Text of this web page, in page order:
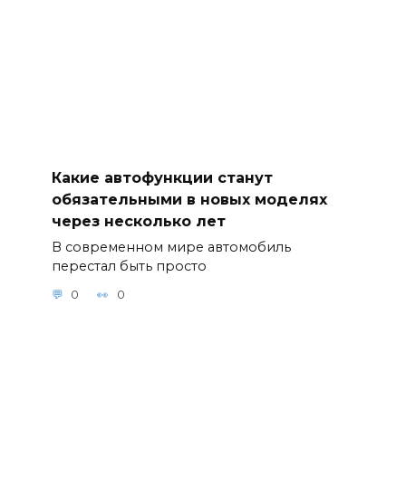
Какие автофункции станут
обязательными в новых моделях
через несколько лет
В современном мире автомобиль
перестал быть просто
0 0